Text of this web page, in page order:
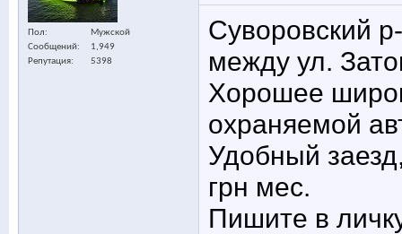
Пол
Мужской
Сообщений
1,949
Репутация
5398
Суворовский
между ул.
Хорошее
охраняемой
Удобный
грн мес.
Пишите в